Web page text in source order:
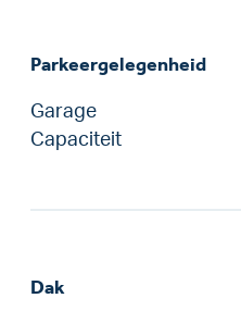
Parkeergelegenheid
Garage
Capaciteit
Dak